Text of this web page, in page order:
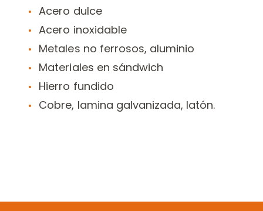
Acero dulce
Acero inoxidable
Metales no ferrosos, aluminio
Materiales en sándwich
Hierro fundido
Cobre, lamina galvanizada, latón.